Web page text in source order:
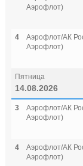
Аэрофлот)
4
Аэрофлот/АК
Аэрофлот)
Пятница
14.08.2026
3
Аэрофлот/АК
Аэрофлот)
4
Аэрофлот/АК
Аэрофлот)